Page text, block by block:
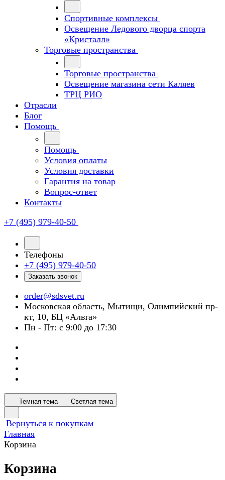
Спортивные комплексы
Освещение Ледового дворца спорта
«Кристалл»
Торговые пространства
Торговые пространства
Освещение магазина сети Каляев
ТРЦ РИО
Отрасли
Блог
Помощь
Помощь
Условия оплаты
Условия доставки
Гарантия на товар
Вопрос-ответ
Контакты
+7 (495) 979-40-50
Телефоны
+7 (495) 979-40-50
Заказать звонок
order@sdsvet.ru
Московская область, Мытищи, Олимпийский пр-
кт, 10, БЦ «Альта»
Пн - Пт: с 9:00 до 17:30
Темная тема Светлая тема
Вернуться к покупкам
Главная
Корзина
Корзина